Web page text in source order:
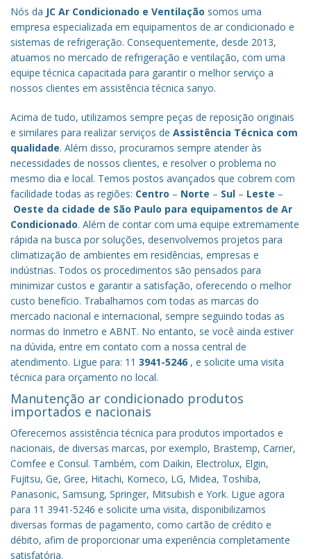
Nós da JC Ar Condicionado e Ventilação somos uma
empresa especializada em equipamentos de ar condicionado e
sistemas de refrigeração. Consequentemente, desde 2013,
atuamos no mercado de refrigeração e ventilação, com uma
equipe técnica capacitada para garantir o melhor serviço a
nossos clientes em assistência técnica sanyo.
Acima de tudo, utilizamos sempre peças de reposição originais
e similares para realizar serviços de Assistência Técnica com
qualidade. Além disso, procuramos sempre atender às
necessidades de nossos clientes, e resolver o problema no
mesmo dia e local. Temos postos avançados que cobrem com
facilidade todas as regiões: Centro – Norte – Sul – Leste –
Oeste da cidade de São Paulo para equipamentos de Ar
Condicionado. Além de contar com uma equipe extremamente
rápida na busca por soluções, desenvolvemos projetos para
climatização de ambientes em residências, empresas e
indústrias. Todos os procedimentos são pensados para
minimizar custos e garantir a satisfação, oferecendo o melhor
custo benefício. Trabalhamos com todas as marcas do
mercado nacional e internacional, sempre seguindo todas as
normas do Inmetro e ABNT. No entanto, se você ainda estiver
na dúvida, entre em contato com a nossa central de
atendimento. Ligue para: 11 3941-5246 , e solicite uma visita
técnica para orçamento no local.
Manutenção ar condicionado produtos
importados e nacionais
Oferecemos assistência técnica para produtos importados e
nacionais, de diversas marcas, por exemplo, Brastemp, Carrier,
Comfee e Consul. Também, com Daikin, Electrolux, Elgin,
Fujitsu, Ge, Gree, Hitachi, Komeco, LG, Midea, Toshiba,
Panasonic, Samsung, Springer, Mitsubish e York. Ligue agora
para 11 3941-5246 e solicite uma visita, disponibilizamos
diversas formas de pagamento, como cartão de crédito e
débito, afim de proporcionar uma experiência completamente
satisfatória.